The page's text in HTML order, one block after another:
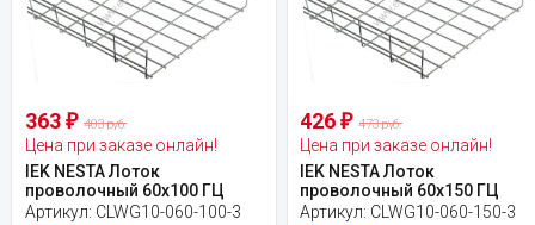
363 ₽ 403 руб.
Цена при заказе онлайн!
IEK NESTA Лоток
проволочный 60х100 ГЦ
Артикул: CLWG10-060-100-3
426₽ 473 руб.
Цена при заказе онлайн!
IEK NESTA Лоток
проволочный 60х150 ГЦ
Артикул: CLWG10-060-150-3